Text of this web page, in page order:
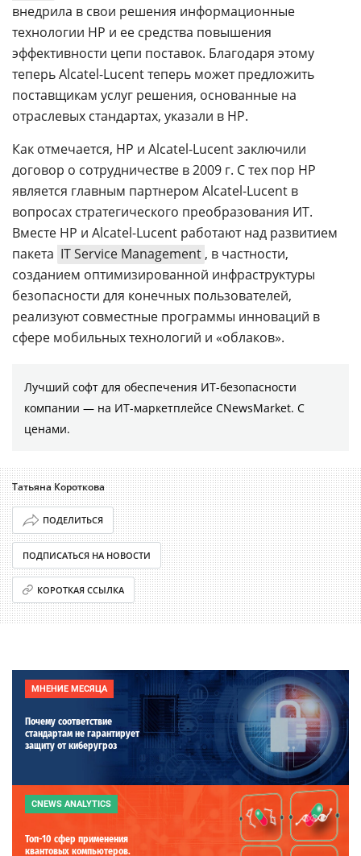
внедрила в свои решения информационные
технологии HP и ее средства повышения
эффективности цепи поставок. Благодаря этому
теперь Alcatel-Lucent теперь может предложить
поставщикам услуг решения, основанные на
отраслевых стандартах, указали в HP.
Как отмечается, HP и Alcatel-Lucent заключили
договор о сотрудничестве в 2009 г. С тех пор HP
является главным партнером Alcatel-Lucent в
вопросах стратегического преобразования ИТ.
Вместе HP и Alcatel-Lucent работают над развитием
пакета IT Service Management , в частности,
созданием оптимизированной инфраструктуры
безопасности для конечных пользователей,
реализуют совместные программы инноваций в
сфере мобильных технологий и «облаков».
Лучший софт для обеспечения ИТ-безопасности
компании ― на ИТ-маркетплейсе CNewsMarket. С
ценами.
Татьяна Короткова
ПОДЕЛИТЬСЯ
ПОДПИСАТЬСЯ НА НОВОСТИ
КОРОТКАЯ ССЫЛКА
МНЕНИЕ МЕСЯЦА
Почему соответствие
стандартам не гарантирует
защиту от киберугроз
CNEWS ANALYTICS
Топ-10 сфер применения
квантовых компьютеров.